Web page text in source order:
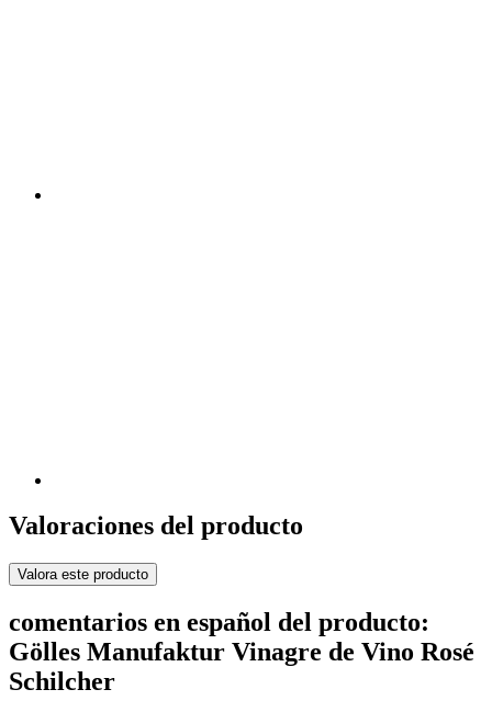
Valoraciones del producto
Valora este producto
comentarios en español del producto:
Gölles Manufaktur Vinagre de Vino Rosé
Schilcher